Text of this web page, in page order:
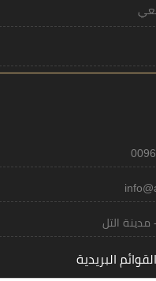
التل
البريدية